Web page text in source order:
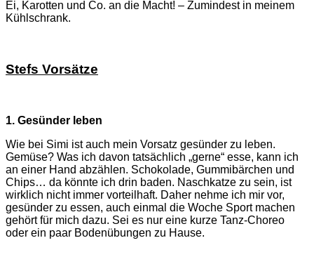
Ei, Karotten und Co. an die Macht! – Zumindest in meinem
Kühlschrank.
Stefs Vorsätze
1. Gesünder leben
Wie bei Simi ist auch mein Vorsatz gesünder zu leben.
Gemüse? Was ich davon tatsächlich „gerne“ esse, kann ich
an einer Hand abzählen. Schokolade, Gummibärchen und
Chips… da könnte ich drin baden. Naschkatze zu sein, ist
wirklich nicht immer vorteilhaft. Daher nehme ich mir vor,
gesünder zu essen, auch einmal die Woche Sport machen
gehört für mich dazu. Sei es nur eine kurze Tanz-Choreo
oder ein paar Bodenübungen zu Hause.